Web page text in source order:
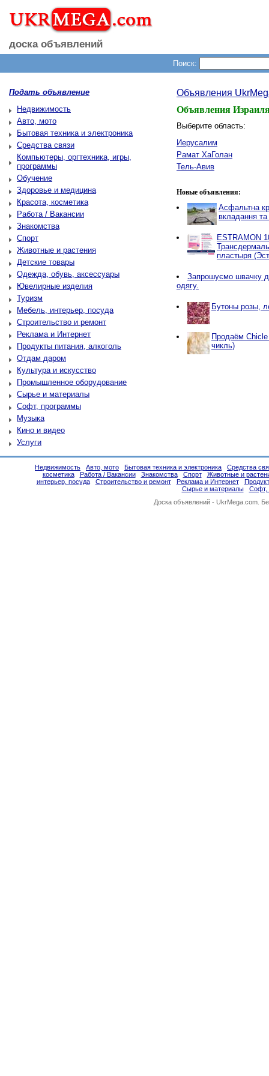
доска объявлений
Поиск:
Подать объявление
Недвижимость
Авто, мото
Бытовая техника и электроника
Средства связи
Компьютеры, оргтехника, игры,
программы
Обучение
Здоровье и медицина
Красота, косметика
Работа / Вакансии
Знакомства
Спорт
Животные и растения
Детские товары
Одежда, обувь, аксессуары
Ювелирные изделия
Туризм
Мебель, интерьер, посуда
Строительство и ремонт
Реклама и Интернет
Продукты питания, алкоголь
Отдам даром
Культура и искусство
Промышленное оборудование
Сырье и материалы
Софт, программы
Музыка
Кино и видео
Услуги
Объявления
Объявления
Выберите область:
Иерусалим
Рамат ХаГолан
Тель-Авив
Новые объявления:
Асфальтна
вкладання
ESTRAMON
пластыря
Запрошуємо швачку
одягу.
Бутоны розы,
Продаём
чикль)
Недвижимость Авто, мото Бытовая техника и электроника
Средства
косметика
Работа / Вакансии Знакомства Спорт
Животные и
интерьер, посуда
Строительство и ремонт Реклама и Интернет
Сырье и материалы
Софт,
Доска объявлений - UkrMega.com.